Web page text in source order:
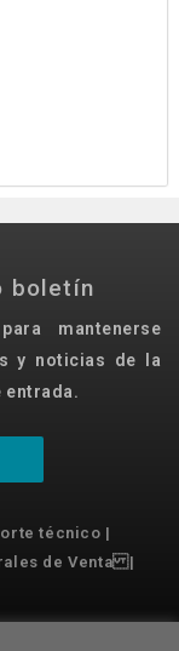
boletín
mantenerse
y noticias de la
entrada.
técnico |
de Venta
|